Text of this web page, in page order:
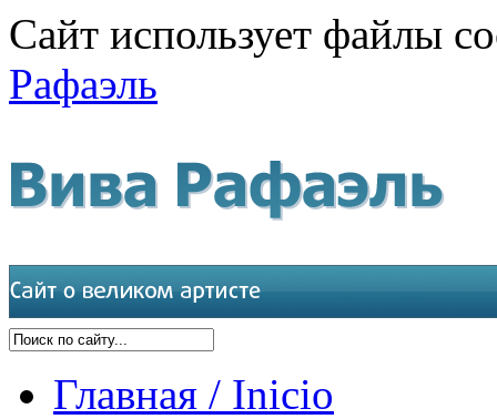
Сайт использует файлы
Рафаэль
Главная / Inicio